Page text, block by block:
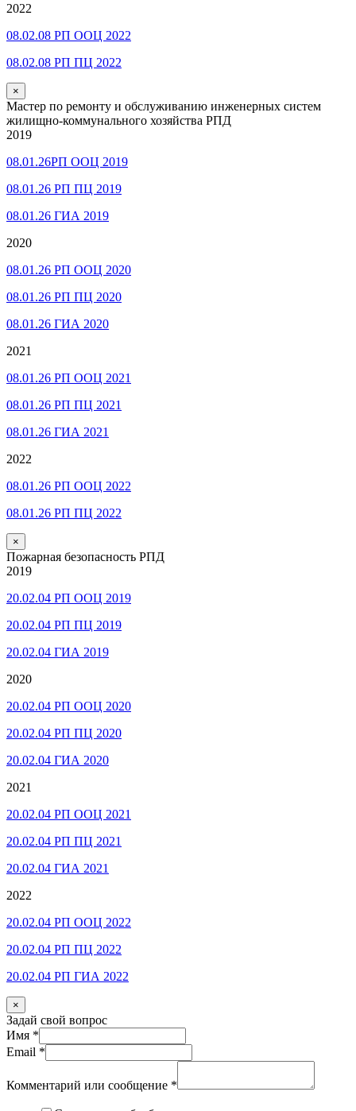
2022
08.02.08 РП ООЦ 2022
08.02.08 РП ПЦ 2022
×
Мастер по ремонту и обслуживанию инженерных систем
жилищно-коммунального хозяйства РПД
2019
08.01.26РП ООЦ 2019
08.01.26 РП ПЦ 2019
08.01.26 ГИА 2019
2020
08.01.26 РП ООЦ 2020
08.01.26 РП ПЦ 2020
08.01.26 ГИА 2020
2021
08.01.26 РП ООЦ 2021
08.01.26 РП ПЦ 2021
08.01.26 ГИА 2021
2022
08.01.26 РП ООЦ 2022
08.01.26 РП ПЦ 2022
×
Пожарная безопасность РПД
2019
20.02.04 РП ООЦ 2019
20.02.04 РП ПЦ 2019
20.02.04 ГИА 2019
2020
20.02.04 РП ООЦ 2020
20.02.04 РП ПЦ 2020
20.02.04 ГИА 2020
2021
20.02.04 РП ООЦ 2021
20.02.04 РП ПЦ 2021
20.02.04 ГИА 2021
2022
20.02.04 РП ООЦ 2022
20.02.04 РП ПЦ 2022
20.02.04 РП ГИА 2022
×
Задай свой вопрос
Имя *
Email *
Комментарий или сообщение *